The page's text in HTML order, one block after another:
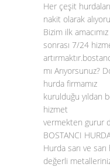
Her çeşit
nakit olarak
Bizim ilk
sonrası 7/24
mı Arıyorsunuz?
hurda firmamız
kurulduğu yıldan
hizmet
vermekten gurur
BOSTANCI
Hurda sarı ve
değerli